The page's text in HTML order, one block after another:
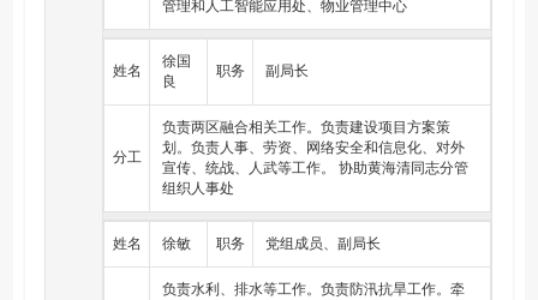
城乡建设抗震防灾规划并监督实施，负责各类房屋建筑及
其附属设施和市政设施抗震设防管理，开展应急避难场所
（十）负责推进建设科技进步和建筑节能减排。指导住房
和城乡建设领域重大科研活动和科技成果转化。会同有关
部门拟订绿色建筑和建筑节能的规划、政策并监督实施。
推进建筑产业现代化。
（十一）负责全区住房和城乡建设行政执法工作。
（十二）贯彻执行党和国家有关交通运输的方针政策、法
律法规。组织编制全区综合运输体系规划，组织拟订并监
设施的规划，负责交通运输行业统计和信息发布工作。
管理和人工智能应用处、物业管理中心
姓名
徐国
良
职务 副局长
分工
负责两区融合相关工作。负责建设项目方案策
划。负责人事、劳资、网络安全和信息化、对外
宣传、统战、人武等工作。 协助黄海清同志分管
组织人事处
姓名 徐敏 职务 党组成员、副局长
负责水利、排水等工作。负责防汛抗旱工作。牵